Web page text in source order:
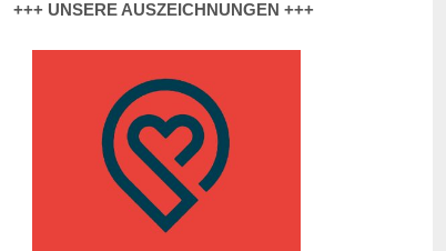
+++ UNSERE AUSZEICHNUNGEN +++